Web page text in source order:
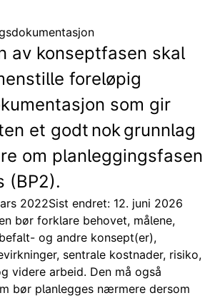
av konseptfasen skal
foreløpig
som gir
et godt nok grunnlag
om planleggingsfasen
(BP2).
2022Sist endret: 12. juni 2026
bør forklare behovet, målene,
og andre konsept(er),
sentrale kostnader, risiko,
videre arbeid. Den må også
bør planlegges nærmere dersom